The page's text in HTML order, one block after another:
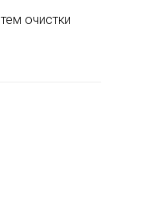
очистки